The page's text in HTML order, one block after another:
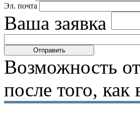
Эл. почта
Ваша заявка
Возможность
после того,